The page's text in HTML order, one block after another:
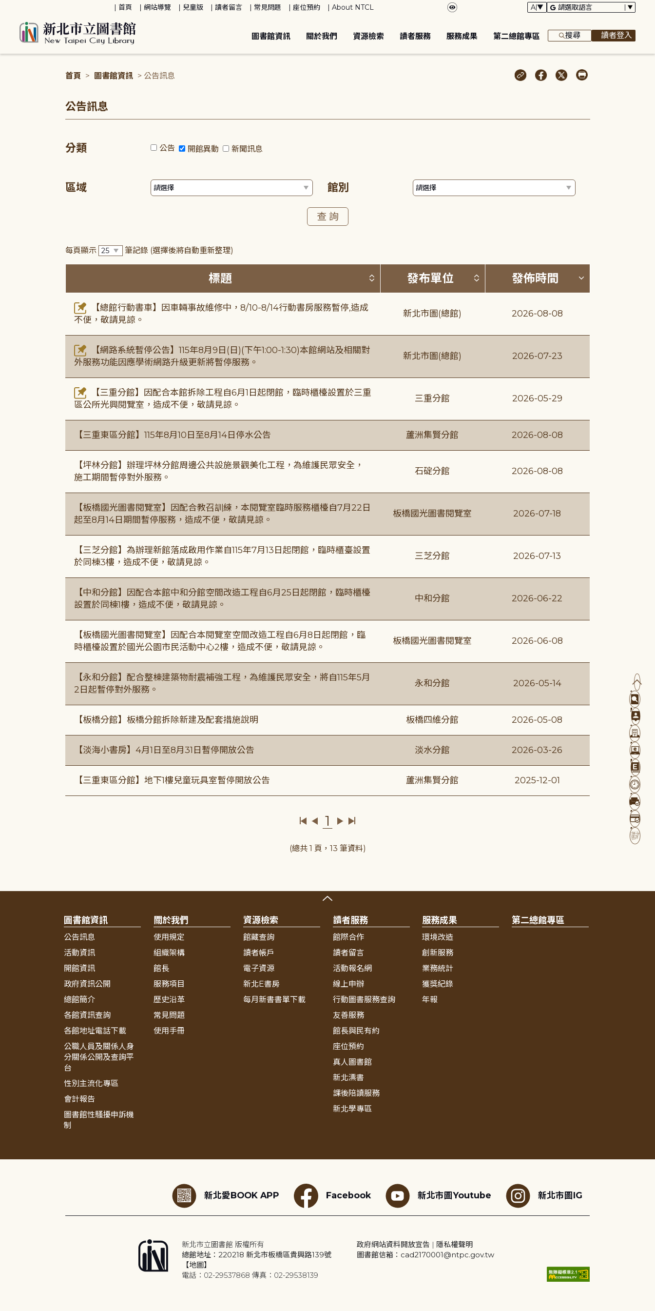
首頁 網站導覽 兒童版 讀者留言 常見問題 座位預約 About NTCL
圖書館資訊 關於我們 資源檢索 讀者服務 服務成果 第二總館專區 搜尋 讀者登入
首頁 > 圖書館資訊 > 公告訊息
公告訊息
分類 公告 開館異動 新聞訊息
區域 館別
每頁顯示 筆記錄 (選擇後將自動重新整理)
標題 按標題排序 (升降冪)
發布單位 按發布單位排序 (升降冪)
發佈時間 按發佈時間
【總館行動書車】因車輛事故維修中，8/10-8/14行動書房服務暫停,造成
不便，敬請見諒。
新北市圖(總館) 2026-08-08
【網路系統暫停公告】115年8月9日(日)(下午1:00-1:30)本館網站及相關對
外服務功能因應學術網路升級更新將暫停服務。
新北市圖(總館) 2026-07-23
【三重分館】因配合本館拆除工程自6月1日起閉館，臨時櫃檯設置於三重
區公所光興閱覽室，造成不便，敬請見諒。
三重分館 2026-05-29
【三重東區分館】115年8月10日至8月14日停水公告 蘆洲集賢分館 2026-08-08
【坪林分館】辦理坪林分館周邊公共設施景觀美化工程，為維護民眾安全，
施工期間暫停對外服務。
石碇分館 2026-08-08
【板橋國光圖書閱覽室】因配合教召訓練，本閱覽室臨時服務櫃檯自7月22日
起至8月14日期間暫停服務，造成不便，敬請見諒。
板橋國光圖書閱覽室 2026-07-18
【三芝分館】為辦理新館落成啟用作業自115年7月13日起閉館，臨時櫃臺設置
於同棟3樓，造成不便，敬請見諒。
三芝分館 2026-07-13
【中和分館】因配合本館中和分館空間改造工程自6月25日起閉館，臨時櫃檯
設置於同棟1樓，造成不便，敬請見諒。
中和分館 2026-06-22
【板橋國光圖書閱覽室】因配合本閱覽室空間改造工程自6月8日起閉館，臨
時櫃檯設置於國光公園市民活動中心2樓，造成不便，敬請見諒。
板橋國光圖書閱覽室 2026-06-08
【永和分館】配合整棟建築物耐震補強工程，為維護民眾安全，將自115年5月
2日起暫停對外服務。
永和分館 2026-05-14
【板橋分館】板橋分館拆除新建及配套措施說明 板橋四維分館 2026-05-08
【淡海小書房】4月1日至8月31日暫停開放公告 淡水分館 2026-03-26
【三重東區分館】地下1樓兒童玩具室暫停開放公告 蘆洲集賢分館 2025-12-01
1
(總共 1 頁，13 筆資料)
圖書館資訊
公告訊息
活動資訊
開館資訊
政府資訊公開
總館簡介
各館資訊查詢
各館地址電話下載
公職人員及關係人身
分關係公開及查詢平
台
性別主流化專區
會計報告
圖書館性騷擾申訴機
制
關於我們
使用規定
組織架構
館長
服務項目
歷史沿革
常見問題
使用手冊
資源檢索
館藏查詢
讀者帳戶
電子資源
新北E書房
每月新書書單下載
讀者服務
館際合作
讀者留言
活動報名網
線上申辦
行動圖書服務查詢
友善服務
館長與民有約
座位預約
真人圖書館
新北漂書
課後陪讀服務
新北學專區
服務成果
環境改造
創新服務
業務統計
獲獎紀錄
年報
第二總館專區
新北愛BOOK APP Facebook 新北市圖Youtube 新北市圖IG
新北市立圖書館 版權所有
總館地址：220218 新北市板橋區貴興路139號
【地圖】
電話：02-29537868 傳真：02-29538139
政府網站資料開放宣告 | 隱私權聲明
圖書館信箱：cad2170001@ntpc.gov.tw